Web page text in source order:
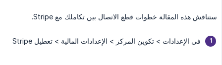
ستناقش هذه المقالة خطوات قطع الاتصال بين تكاملك مع Stripe.
في الإعدادات > تكوين المركز > الإعدادات المالية > تعطيل Stripe